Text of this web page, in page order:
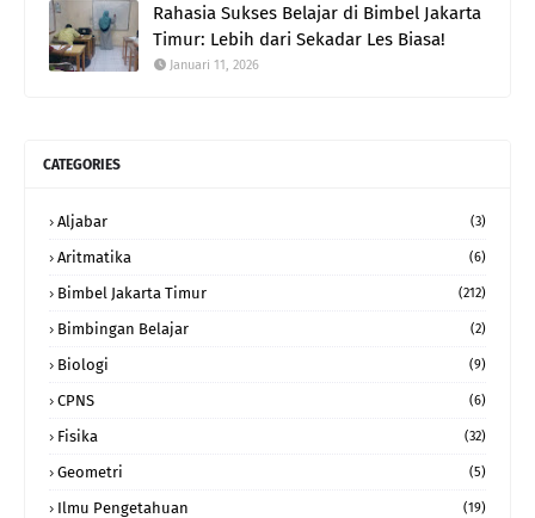
Rahasia Sukses Belajar di Bimbel Jakarta
Timur: Lebih dari Sekadar Les Biasa!
Januari 11, 2026
CATEGORIES
Aljabar (3)
Aritmatika (6)
Bimbel Jakarta Timur (212)
Bimbingan Belajar (2)
Biologi (9)
CPNS (6)
Fisika (32)
Geometri (5)
Ilmu Pengetahuan (19)